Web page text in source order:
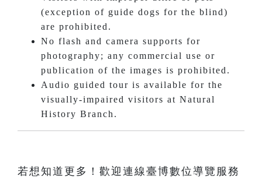
(exception of guide dogs for the blind)
are prohibited.
No flash and camera supports for
photography; any commercial use or
publication of the images is prohibited.
Audio guided tour is available for the
visually-impaired visitors at Natural
History Branch.
若想知道更多！歡迎連線臺博數位導覽服務